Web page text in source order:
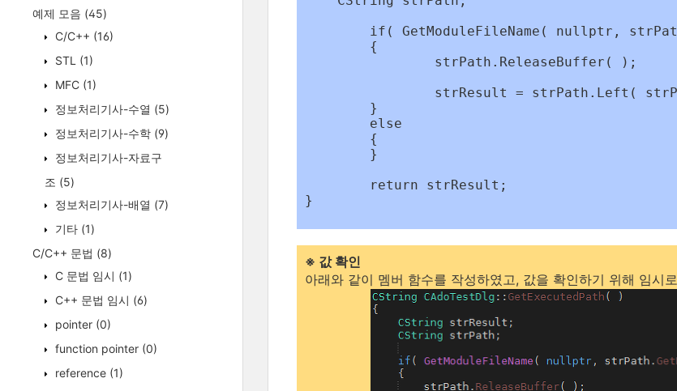
예제 모음 (45)
C/C++ (16)
STL (1)
MFC (1)
정보처리기사-수열 (5)
정보처리기사-수학 (9)
정보처리기사-자료구
조 (5)
정보처리기사-배열 (7)
기타 (1)
C/C++ 문법 (8)
C 문법 임시 (1)
C++ 문법 임시 (6)
pointer (0)
function pointer (0)
reference (1)
※ 값 확인
아래와 같이 멤버 함수를 작성하였고, 값을 확인하기 위해 임시